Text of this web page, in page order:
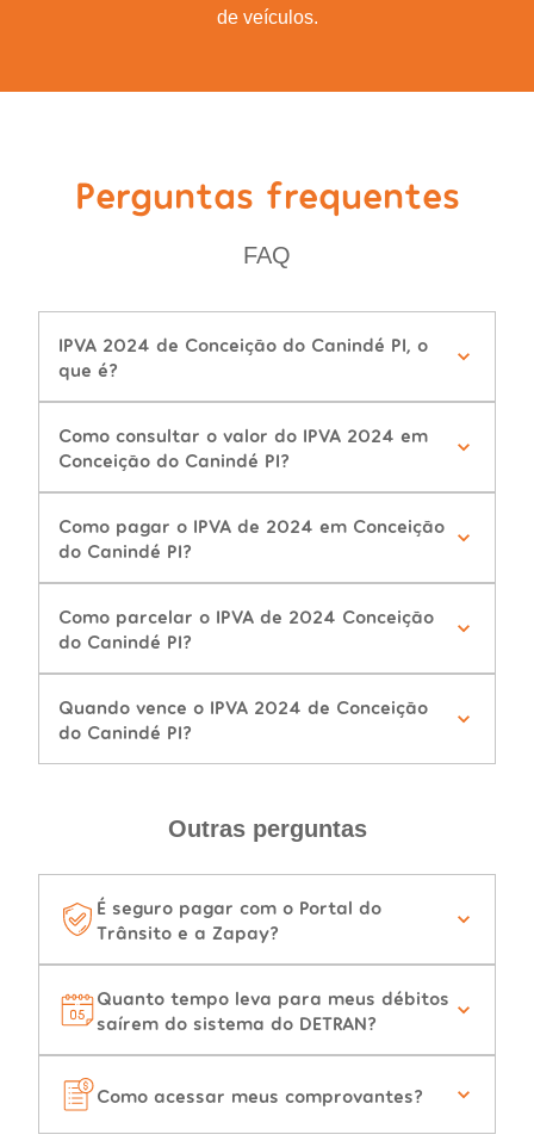
de veículos.
Perguntas frequentes
FAQ
IPVA 2024 de Conceição do Canindé PI, o
que é?
Como consultar o valor do IPVA 2024 em
Conceição do Canindé PI?
Como pagar o IPVA de 2024 em Conceição
do Canindé PI?
Como parcelar o IPVA de 2024 Conceição
do Canindé PI?
Quando vence o IPVA 2024 de Conceição
do Canindé PI?
Outras perguntas
É seguro pagar com o Portal do
Trânsito e a Zapay?
Quanto tempo leva para meus débitos
saírem do sistema do DETRAN?
Como acessar meus comprovantes?